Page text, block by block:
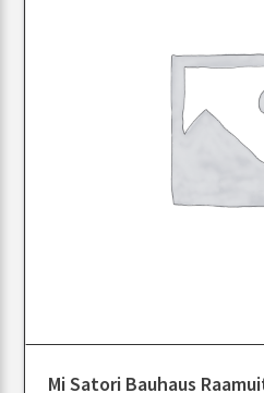
Mi Satori Bauhaus